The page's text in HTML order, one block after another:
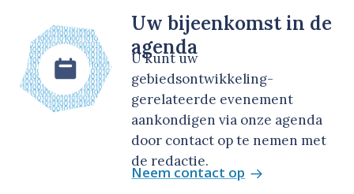
Uw bijeenkomst in de
agenda
U kunt uw
gebiedsontwikkeling-
gerelateerde evenement
aankondigen via onze agenda
door contact op te nemen met
de redactie.
Neem contact op